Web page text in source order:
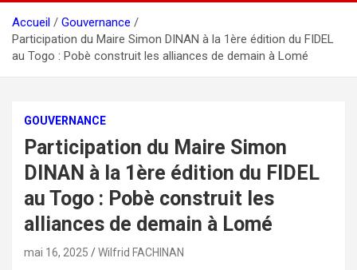
Accueil
Gouvernance
Participation du Maire Simon DINAN à la 1ère édition du FIDEL
au Togo : Pobè construit les alliances de demain à Lomé
GOUVERNANCE
Participation du Maire Simon
DINAN à la 1ère édition du FIDEL
au Togo : Pobè construit les
alliances de demain à Lomé
mai 16, 2025 Wilfrid FACHINAN